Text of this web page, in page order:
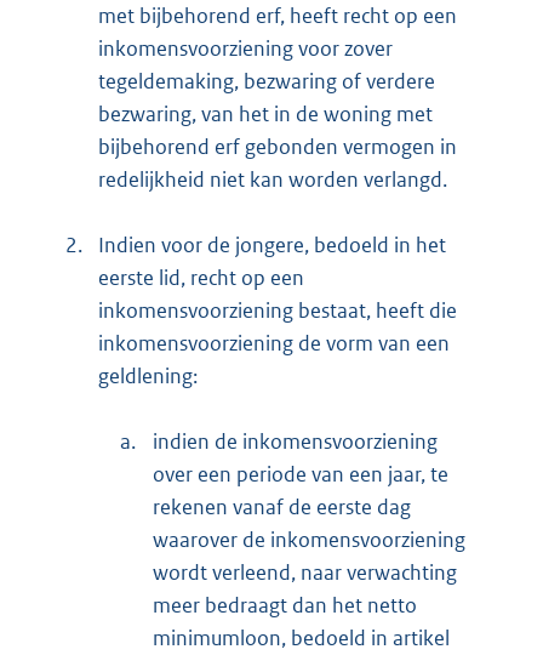
met bijbehorend erf, heeft recht op een
inkomensvoorziening voor zover
tegeldemaking, bezwaring of verdere
bezwaring, van het in de woning met
bijbehorend erf gebonden vermogen in
redelijkheid niet kan worden verlangd.
2.
Indien voor de jongere, bedoeld in het
eerste lid, recht op een
inkomensvoorziening bestaat, heeft die
inkomensvoorziening de vorm van een
geldlening:
a.
indien de inkomensvoorziening
over een periode van een jaar, te
rekenen vanaf de eerste dag
waarover de inkomensvoorziening
wordt verleend, naar verwachting
meer bedraagt dan het netto
minimumloon, bedoeld in artikel